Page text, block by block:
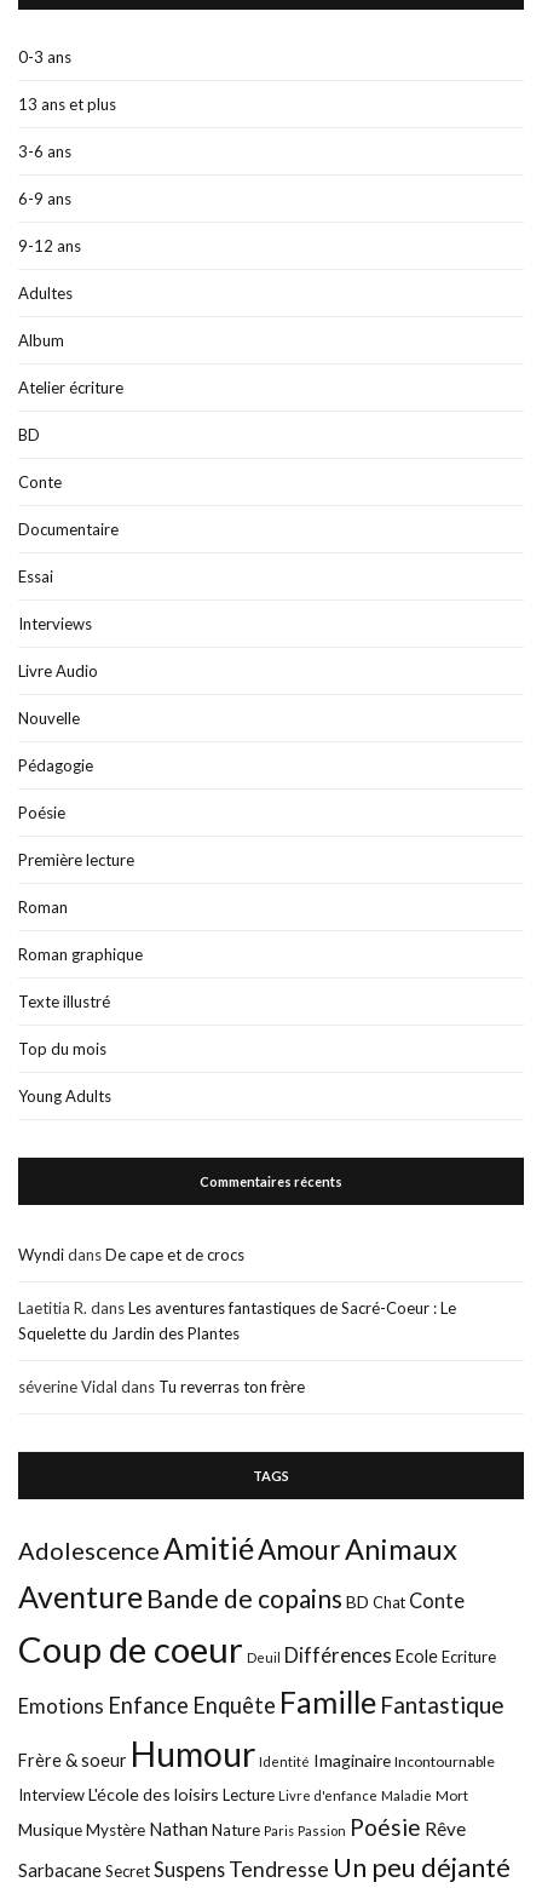
0-3 ans
13 ans et plus
3-6 ans
6-9 ans
9-12 ans
Adultes
Album
Atelier écriture
BD
Conte
Documentaire
Essai
Interviews
Livre Audio
Nouvelle
Pédagogie
Poésie
Première lecture
Roman
Roman graphique
Texte illustré
Top du mois
Young Adults
Commentaires récents
WyndidansDe cape et de crocs
Laetitia R. dansLes aventures fantastiques de Sacré-Coeur : Le
Squelette du Jardin des Plantes
séverine Vidal dans Tu reverras ton frère
TAGS
Adolescence AmitiéAmourAnimaux
Aventure Bande de copains BD Chat Conte
Coup de coeur Deuil Différences EcoleEcriture
Emotions Enfance Enquête Famille Fantastique
Frère & soeur Humour Identité Imaginaire Incontournable
InterviewL'école des loisirs Lecture Livre d'enfance Maladie Mort
MusiqueMystère Nathan Nature Paris Passion Poésie Rêve
SarbacaneSecretSuspens Tendresse Un peu déjanté